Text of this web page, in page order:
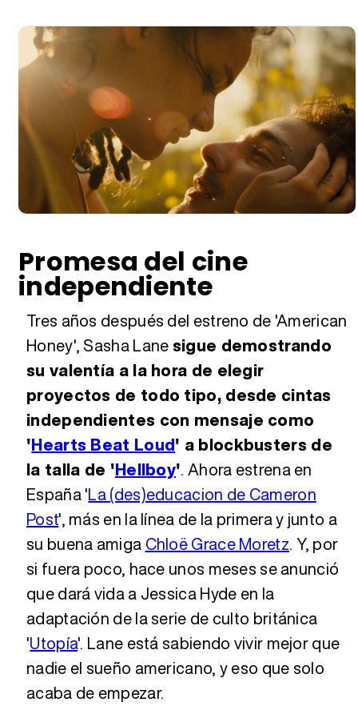
Promesa del cine
independiente
Tres años después del estreno de 'American
Honey', Sasha Lane sigue demostrando
su valentía a la hora de elegir
proyectos de todo tipo, desde cintas
independientes con mensaje como
'Hearts Beat Loud' a blockbusters de
la talla de 'Hellboy'. Ahora estrena en
España 'La (des)educacion de Cameron
Post', más en la línea de la primera y junto a
su buena amiga Chloë Grace Moretz. Y, por
si fuera poco, hace unos meses se anunció
que dará vida a Jessica Hyde en la
adaptación de la serie de culto británica
'Utopía'. Lane está sabiendo vivir mejor que
nadie el sueño americano, y eso que solo
acaba de empezar.